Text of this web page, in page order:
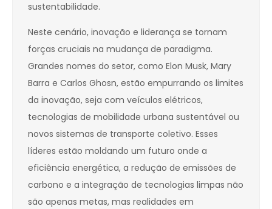
sustentabilidade.
Neste cenário, inovação e liderança se tornam
forças cruciais na mudança de paradigma.
Grandes nomes do setor, como Elon Musk, Mary
Barra e Carlos Ghosn, estão empurrando os limites
da inovação, seja com veículos elétricos,
tecnologias de mobilidade urbana sustentável ou
novos sistemas de transporte coletivo. Esses
líderes estão moldando um futuro onde a
eficiência energética, a redução de emissões de
carbono e a integração de tecnologias limpas não
são apenas metas, mas realidades em